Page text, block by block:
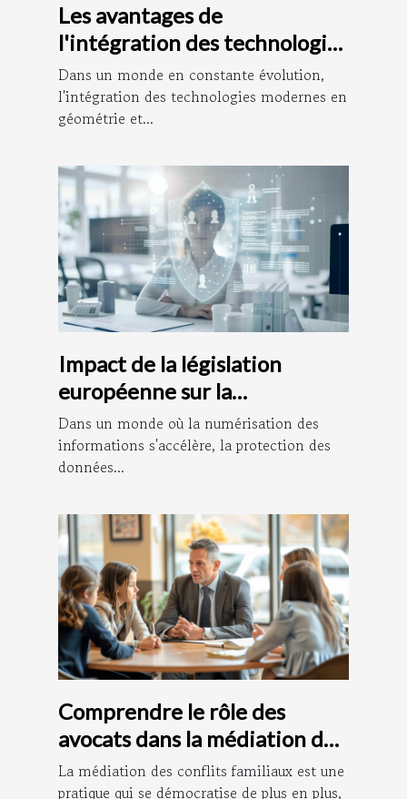
Les avantages de
l'intégration des technologies
modernes en géométrie et
urbanisme
Dans un monde en constante évolution,
l'intégration des technologies modernes en
géométrie et...
Impact de la législation
européenne sur la
confidentialité des données
personnelles
Dans un monde où la numérisation des
informations s'accélère, la protection des
données...
Comprendre le rôle des
avocats dans la médiation des
conflits familiaux
La médiation des conflits familiaux est une
pratique qui se démocratise de plus en plus,